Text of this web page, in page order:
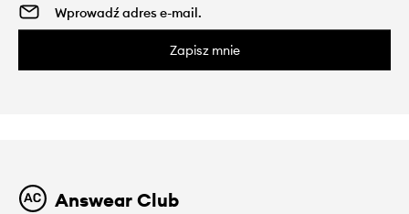
Zapisz mnie
Answear Club